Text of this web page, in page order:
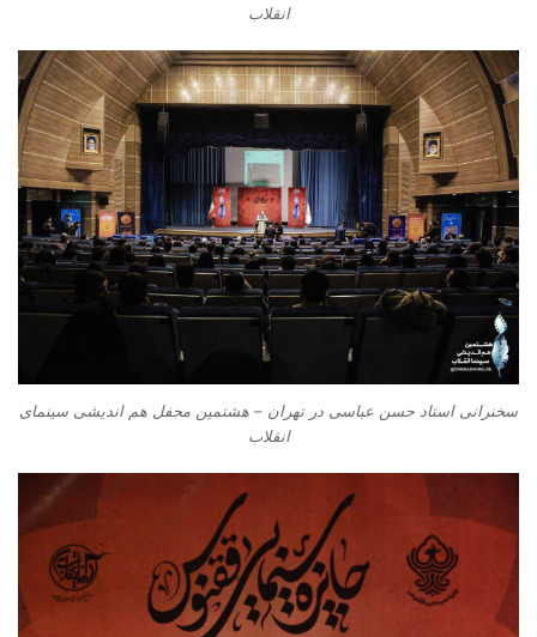
انقلاب
سخنرانی استاد حسن عباسی در تهران – هشتمین محفل هم اندیشی سینمای
انقلاب